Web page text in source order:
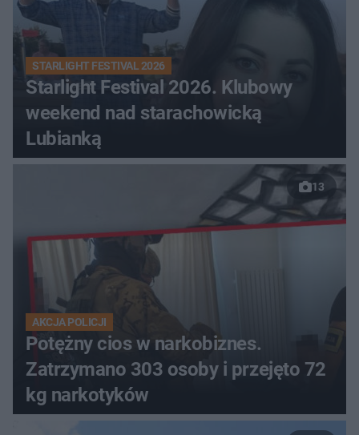
STARLIGHT FESTIVAL 2026
Starlight Festival 2026. Klubowy
weekend nad starachowicką
Lubianką
13
AKCJA POLICJI
Potężny cios w narkobiznes.
Zatrzymano 303 osoby i przejęto 72
kg narkotyków